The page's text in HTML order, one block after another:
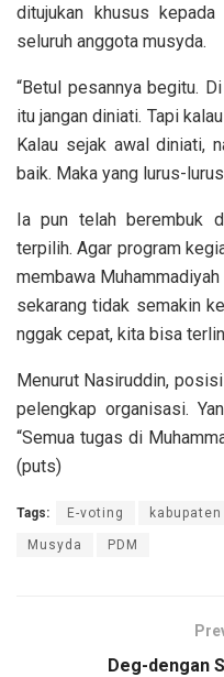
ditujukan khusus
seluruh anggota musyda.
“Betul pesannya begitu.
itu jangan diniati. Tapi
Kalau sejak awal diniati,
baik. Maka yang lurus-lurus
Ia pun telah berembuk
terpilih. Agar program
membawa Muhammadiyah
sekarang tidak semakin
nggak cepat, kita bisa
Menurut Nasiruddin,
pelengkap organisasi.
“Semua tugas di
(puts)
Tags: E-voting
Musyda PDM
Deg-dengan